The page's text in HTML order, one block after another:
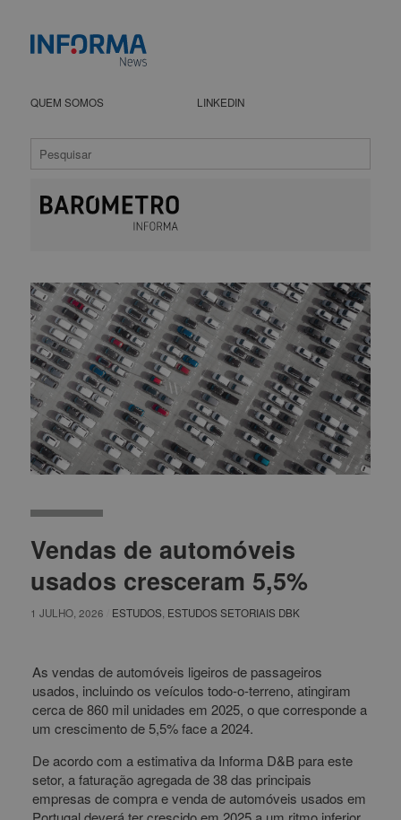
QUEM SOMOS LINKEDIN
Vendas de automóveis
usados cresceram 5,5%
1 JULHO, 2026 ESTUDOS, ESTUDOS SETORIAIS DBK
As vendas de automóveis ligeiros de passageiros
usados, incluindo os veículos todo-o-terreno, atingiram
cerca de 860 mil unidades em 2025, o que corresponde a
um crescimento de 5,5% face a 2024.
De acordo com a estimativa da Informa D&B para este
setor, a faturação agregada de 38 das principais
empresas de compra e venda de automóveis usados em